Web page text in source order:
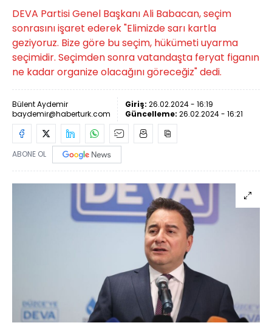
DEVA Partisi Genel Başkanı Ali Babacan, seçim
sonrasını işaret ederek "Elimizde sarı kartla
geziyoruz. Bize göre bu seçim, hükümeti uyarma
seçimidir. Seçimden sonra vatandaşta feryat figanın
ne kadar organize olacağını göreceğiz" dedi.
Bülent Aydemir
baydemir@haberturk.com
Giriş: 26.02.2024 - 16:19
Güncelleme: 26.02.2024 - 16:21
ABONE OL